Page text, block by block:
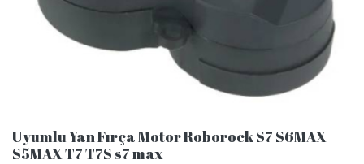
Uyumlu Yan Fırça Motor Roborock S7 S6MAX
S5MAX T7 T7S s7 max